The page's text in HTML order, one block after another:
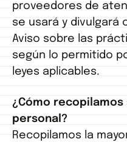
proveedores de
se usará y divulgará
Aviso sobre las
según lo permitido
leyes aplicables.
¿Cómo
personal?
Recopilamos la